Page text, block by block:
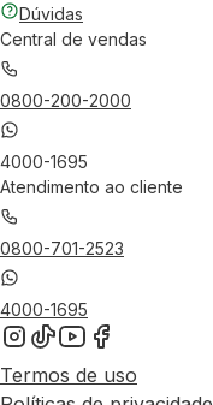
Dúvidas
Central de vendas
0800-200-2000
4000-1695
Atendimento ao cliente
0800-701-2523
4000-1695
Termos de uso